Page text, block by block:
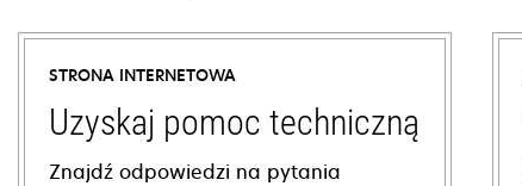
STRONA INTERNETOWA
Uzyskaj pomoc techniczną
Znajdź odpowiedzi na pytania